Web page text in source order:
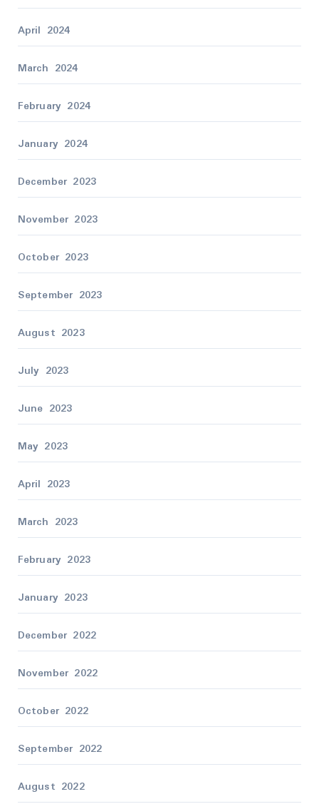
April 2024
March 2024
February 2024
January 2024
December 2023
November 2023
October 2023
September 2023
August 2023
July 2023
June 2023
May 2023
April 2023
March 2023
February 2023
January 2023
December 2022
November 2022
October 2022
September 2022
August 2022